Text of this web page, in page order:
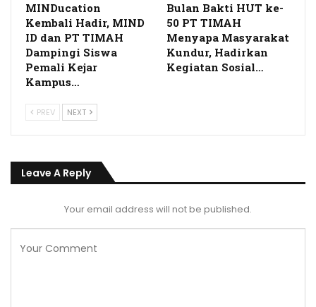
MINDucation
Kembali Hadir, MIND
ID dan PT TIMAH
Dampingi Siswa
Pemali Kejar
Kampus…
Bulan Bakti HUT ke-
50 PT TIMAH
Menyapa Masyarakat
Kundur, Hadirkan
Kegiatan Sosial…
PREV NEXT
Leave A Reply
Your email address will not be published.